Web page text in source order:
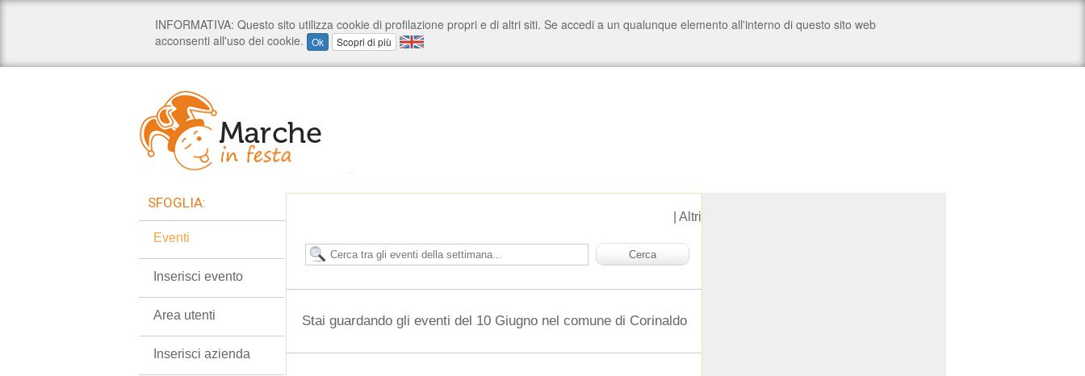
Altri
Stai guardando gli eventi del 10 Giugno nel comune di Corinaldo
SFOGLIA:
Eventi
Inserisci evento
Area utenti
Inserisci azienda